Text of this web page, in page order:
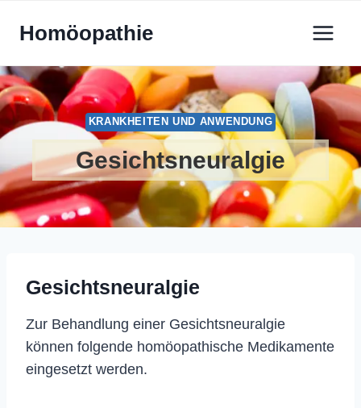
InhaltHomöopathie
KRANKHEITEN UND ANWENDUNG
Gesichtsneuralgie
Gesichtsneuralgie
Zur Behandlung einer Gesichtsneuralgie
können folgende homöopathische Medikamente
eingesetzt werden.